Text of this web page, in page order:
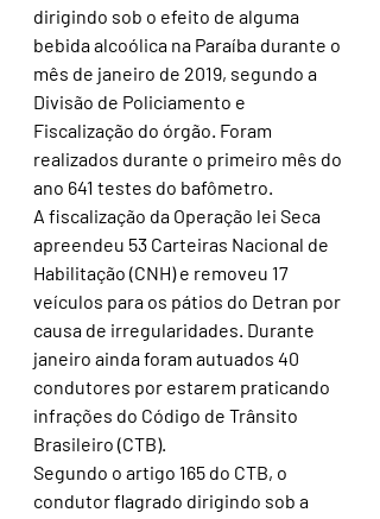
dirigindo sob o efeito de alguma
bebida alcoólica na Paraíba durante o
mês de janeiro de 2019, segundo a
Divisão de Policiamento e
Fiscalização do órgão. Foram
realizados durante o primeiro mês do
ano 641 testes do bafômetro.
A fiscalização da Operação lei Seca
apreendeu 53 Carteiras Nacional de
Habilitação (CNH) e removeu 17
veículos para os pátios do Detran por
causa de irregularidades. Durante
janeiro ainda foram autuados 40
condutores por estarem praticando
infrações do Código de Trânsito
Brasileiro (CTB).
Segundo o artigo 165 do CTB, o
condutor flagrado dirigindo sob a